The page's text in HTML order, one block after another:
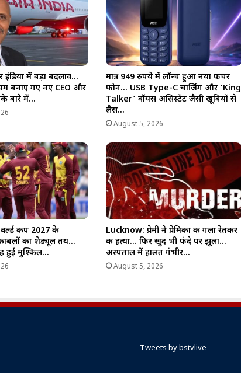
इंडिया में बड़ा बदलाव…
बनाए गए नए CEO और
बारे में…
मात्र 949 रुपये में लॉन्च हुआ नया फीचर
फोन… USB Type-C चार्जिंग और ‘King
Talker’ वॉयस असिस्टेंट जैसी खूबियों से
लैस…
August 5, 2026
कप 2027 के
का शेड्यूल तय…
हुई मुश्किल…
Lucknow: प्रेमी ने प्रेमिका की गला रेतकर
की हत्या… फिर खुद भी फंदे पर झूला…
अस्पताल में हालत गंभीर…
August 5, 2026
Tweets by bstvlive